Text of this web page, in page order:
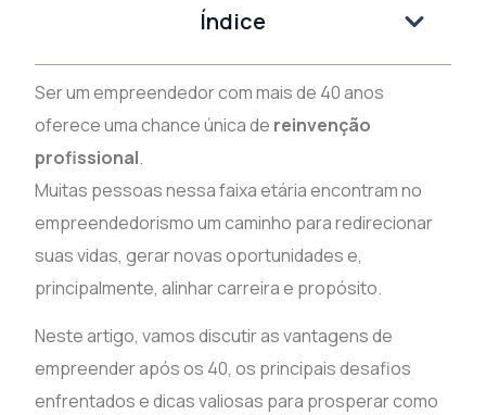
Índice
Ser um empreendedor com mais de 40 anos
oferece uma chance única de reinvenção
profissional.
Muitas pessoas nessa faixa etária encontram no
empreendedorismo um caminho para redirecionar
suas vidas, gerar novas oportunidades e,
principalmente, alinhar carreira e propósito.
Neste artigo, vamos discutir as vantagens de
empreender após os 40, os principais desafios
enfrentados e dicas valiosas para prosperar como